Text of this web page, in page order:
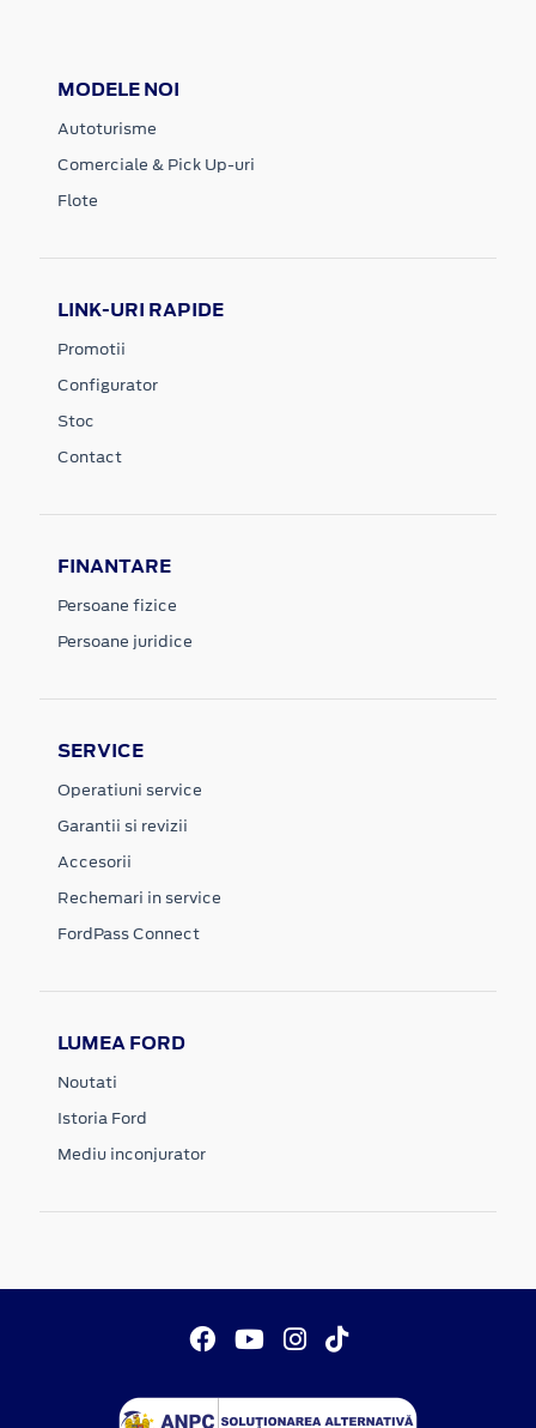
MODELE NOI
Autoturisme
Comerciale & Pick Up-uri
Flote
LINK-URI RAPIDE
Promotii
Configurator
Stoc
Contact
FINANTARE
Persoane fizice
Persoane juridice
SERVICE
Operatiuni service
Garantii si revizii
Accesorii
Rechemari in service
FordPass Connect
LUMEA FORD
Noutati
Istoria Ford
Mediu inconjurator